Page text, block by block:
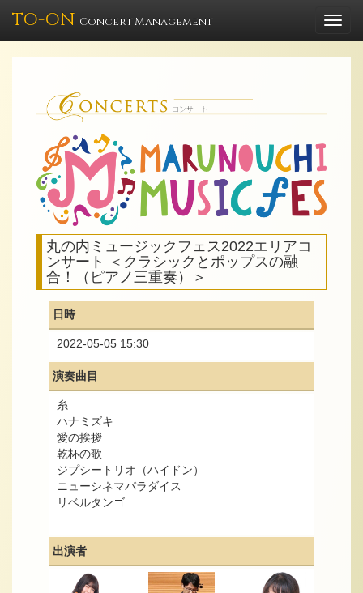
TO-ON Concert Management
丸の内ミュージックフェス2022エリアコ
ンサート ＜クラシックとポップスの融
合！（ピアノ三重奏）＞
日時
2022-05-05 15:30
演奏曲目
糸
ハナミズキ
愛の挨拶
乾杯の歌
ジプシートリオ（ハイドン）
ニューシネマパラダイス
リベルタンゴ
出演者